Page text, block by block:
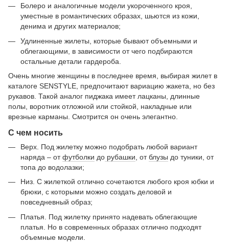
Болеро и аналогичные модели укороченного кроя,
уместные в романтических образах, шьются из кожи,
денима и других материалов;
Удлиненные жилеты, которые бывают объемными и
облегающими, в зависимости от чего подбираются
остальные детали гардероба.
Очень многие женщины в последнее время, выбирая жилет в
каталоге SENSTYLE, предпочитают вариацию жакета, но без
рукавов. Такой аналог пиджака имеет лацканы, длинные
полы, воротник отложной или стойкой, накладные или
врезные карманы. Смотрится он очень элегантно.
С чем носить
Верх. Под жилетку можно подобрать любой вариант
наряда – отфутболки до рубашки , отблузы до туники, от
топа до водолазки;
Низ. С жилеткой отлично сочетаются любого кроя юбки и
брюки, с которыми можно создать деловой и
повседневный образ;
Платья. Под жилетку принято надевать облегающие
платья. Но в современных образах отлично подходят
объемные модели.